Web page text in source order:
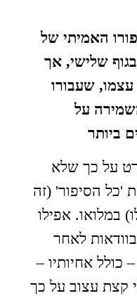
האמיתי של
שלישי, אך
שעבורו
על
ביותר
על כך שלא
'כל הסיפור' (זה
במלואו. אפילו
לאחר
כולל אחיותיו –
קצת עצוב על כך